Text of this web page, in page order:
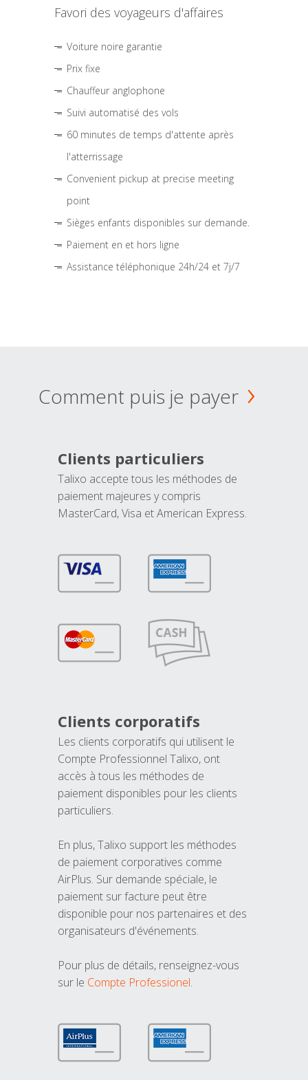
Favori des voyageurs d'affaires
Voiture noire garantie
Prix fixe
Chauffeur anglophone
Suivi automatisé des vols
60 minutes de temps d'attente après
l'atterrissage
Convenient pickup at precise meeting
point
Sièges enfants disponibles sur demande.
Paiement en et hors ligne
Assistance téléphonique 24h/24 et 7j/7
Comment puis je payer
Clients particuliers
Talixo accepte tous les méthodes de
paiement majeures y compris
MasterCard, Visa et American Express.
Clients corporatifs
Les clients corporatifs qui utilisent le
Compte Professionnel Talixo, ont
accès à tous les méthodes de
paiement disponibles pour les clients
particuliers.
En plus, Talixo support les méthodes
de paiement corporatives comme
AirPlus. Sur demande spéciale, le
paiement sur facture peut être
disponible pour nos partenaires et des
organisateurs d'événements.
Pour plus de détails, renseignez-vous
sur le Compte Professionel.